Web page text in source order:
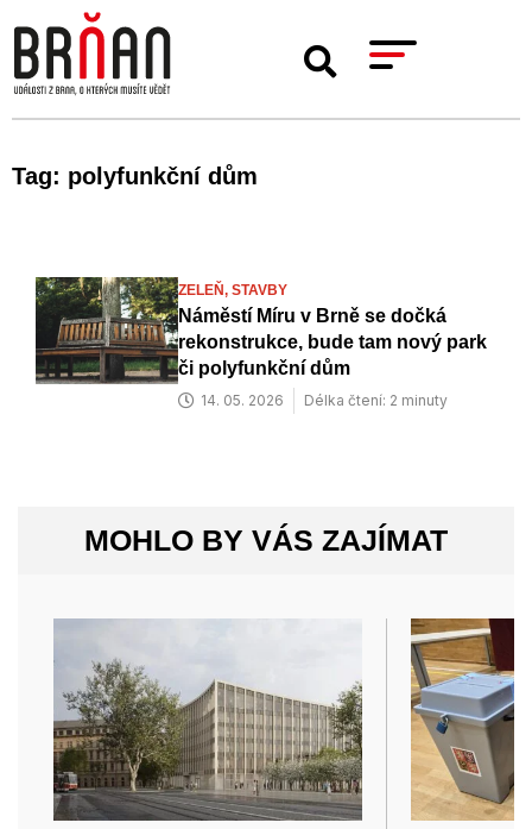
Tag: polyfunkční dům
ZELEŇ, STAVBY
Náměstí Míru v Brně se dočká
rekonstrukce, bude tam nový park
či polyfunkční dům
14. 05. 2026 Délka čtení: 2 minuty
MOHLO BY VÁS ZAJÍMAT